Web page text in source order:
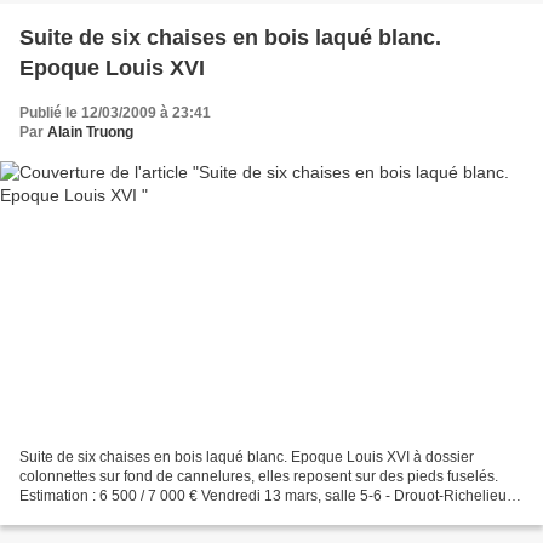
Suite de six chaises en bois laqué blanc.
Epoque Louis XVI
Publié le 12/03/2009 à 23:41
Par Alain Truong
Suite de six chaises en bois laqué blanc. Epoque Louis XVI à dossier
colonnettes sur fond de cannelures, elles reposent sur des pieds fuselés.
Estimation : 6 500 / 7 000 € Vendredi 13 mars, salle 5-6 - Drouot-Richelieu.